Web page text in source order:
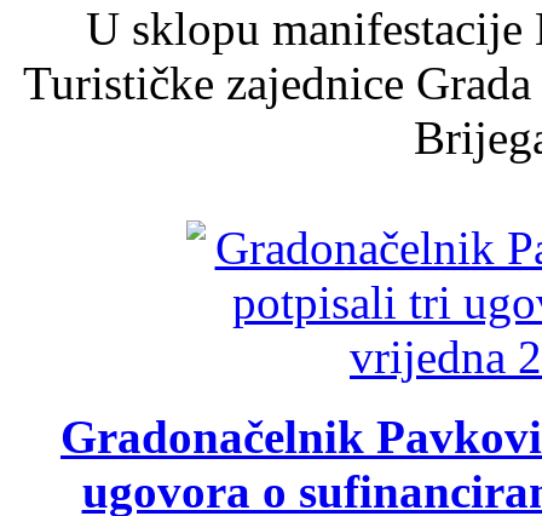
U sklopu
Turističke zajednice
Gradonačelnik
ugovora o